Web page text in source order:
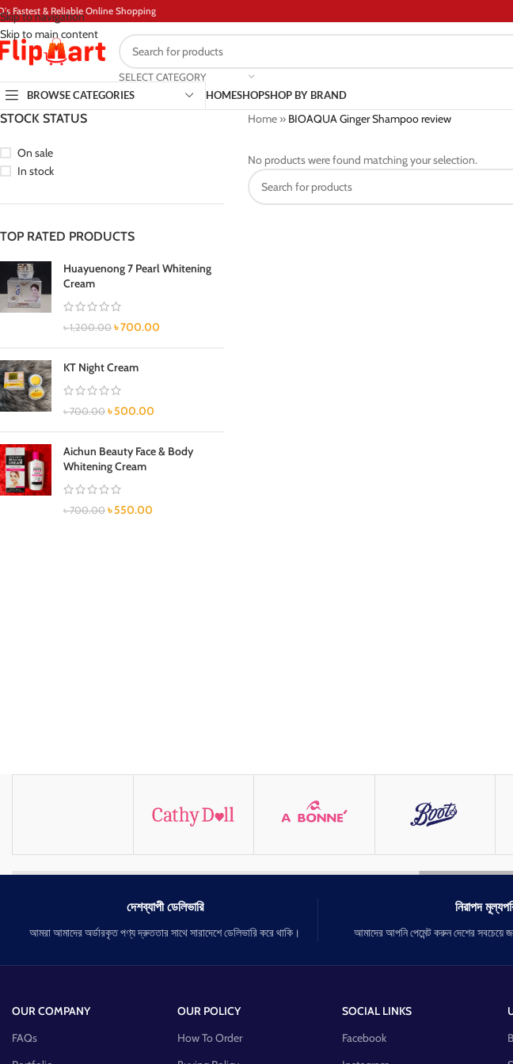
Skip to navigation
Skip to main content
Fastest & Reliable Online Shopping
SELECT CATEGORY
BROWSE CATEGORIES
HOMESHOPSHOP BY BRAND
STOCK STATUS
On sale
In stock
TOP RATED PRODUCTS
Huayuenong 7 Pearl Whitening
Cream
৳1,200.00 ৳700.00
KT Night Cream
৳700.00 ৳500.00
Aichun Beauty Face & Body
Whitening Cream
৳700.00 ৳550.00
Home» BIOAQUA Ginger Shampoo review
No products were found matching your selection.
দেশব্যাপী ডেলিভারি
আমরা আমাদের অর্ডারকৃত পণ্য দ্রুততার সাথে সারাদেশে ডেলিভারি করে থাকি।
নিরাপদ
আমাদের আপনি পেমেন্ট করুন দেশের সবচেয়ে
OUR COMPANY
FAQs
OUR POLICY
How To Order
SOCIAL LINKS
Facebook